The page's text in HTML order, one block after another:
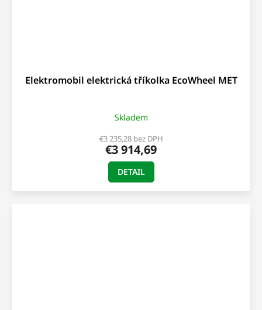
Elektromobil elektrická tříkolka EcoWheel MET
Skladem
€3 235,28 bez DPH
€3 914,69
DETAIL